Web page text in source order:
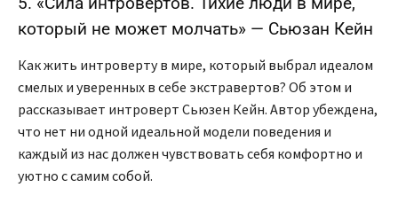
который не может молчать» — Сьюзан Кейн
Как жить интроверту в мире, который выбрал идеалом
смелых и уверенных в себе экстравертов? Об этом и
рассказывает интроверт Сьюзен Кейн. Автор убеждена,
что нет ни одной идеальной модели поведения и
каждый из нас должен чувствовать себя комфортно и
уютно с самим собой.